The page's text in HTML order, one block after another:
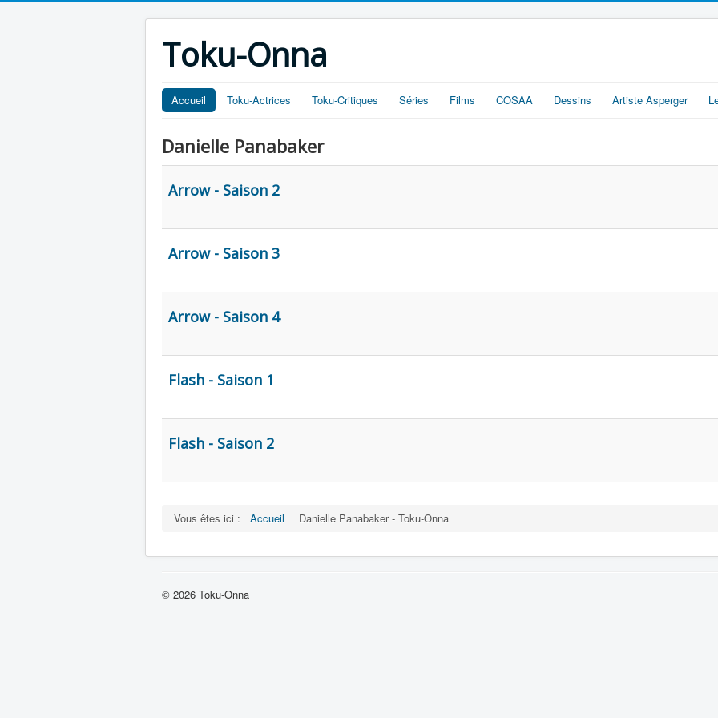
Toku-Onna
Accueil Toku-Actrices Toku-Critiques Séries Films COSAA Dessins Artiste Asperger
Danielle Panabaker
Arrow - Saison 2
Arrow - Saison 3
Arrow - Saison 4
Flash - Saison 1
Flash - Saison 2
Vous êtes ici : Accueil Danielle Panabaker - Toku-Onna
© 2026 Toku-Onna